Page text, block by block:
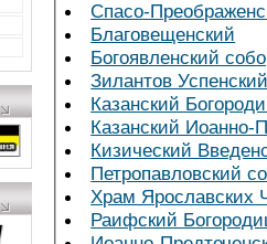
Спасо-
Благовещенский
Богоявленский
Зилантов
Казанский
Казанский Иоанно-
Кизический
Петропавловский
Храм Ярославских
Раифский